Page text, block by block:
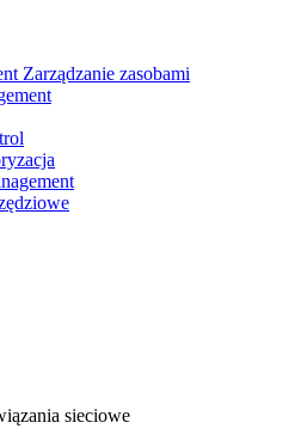
Zarządzanie zasobami
sieciowe